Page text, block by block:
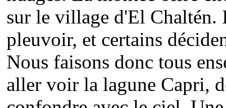
sur le village d'El Chaltén.
pleuvoir, et certains
Nous faisons donc tous
aller voir la lagune Capri,